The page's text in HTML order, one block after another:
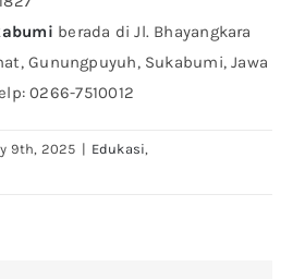
berada di Jl. Bhayangkara
Gunungpuyuh, Sukabumi, Jawa
0266-7510012
9th, 2025 | Edukasi,